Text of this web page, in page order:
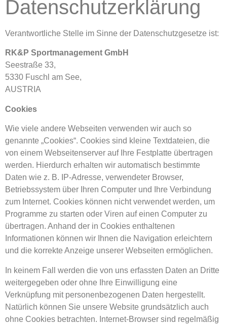
Datenschutzerklärung
Verantwortliche Stelle im Sinne der Datenschutzgesetze ist:
RK&P Sportmanagement GmbH
Seestraße 33,
5330 Fuschl am See,
AUSTRIA
Cookies
Wie viele andere Webseiten verwenden wir auch so
genannte „Cookies“. Cookies sind kleine Textdateien, die
von einem Webseitenserver auf Ihre Festplatte übertragen
werden. Hierdurch erhalten wir automatisch bestimmte
Daten wie z. B. IP-Adresse, verwendeter Browser,
Betriebssystem über Ihren Computer und Ihre Verbindung
zum Internet. Cookies können nicht verwendet werden, um
Programme zu starten oder Viren auf einen Computer zu
übertragen. Anhand der in Cookies enthaltenen
Informationen können wir Ihnen die Navigation erleichtern
und die korrekte Anzeige unserer Webseiten ermöglichen.
In keinem Fall werden die von uns erfassten Daten an Dritte
weitergegeben oder ohne Ihre Einwilligung eine
Verknüpfung mit personenbezogenen Daten hergestellt.
Natürlich können Sie unsere Website grundsätzlich auch
ohne Cookies betrachten. Internet-Browser sind regelmäßig